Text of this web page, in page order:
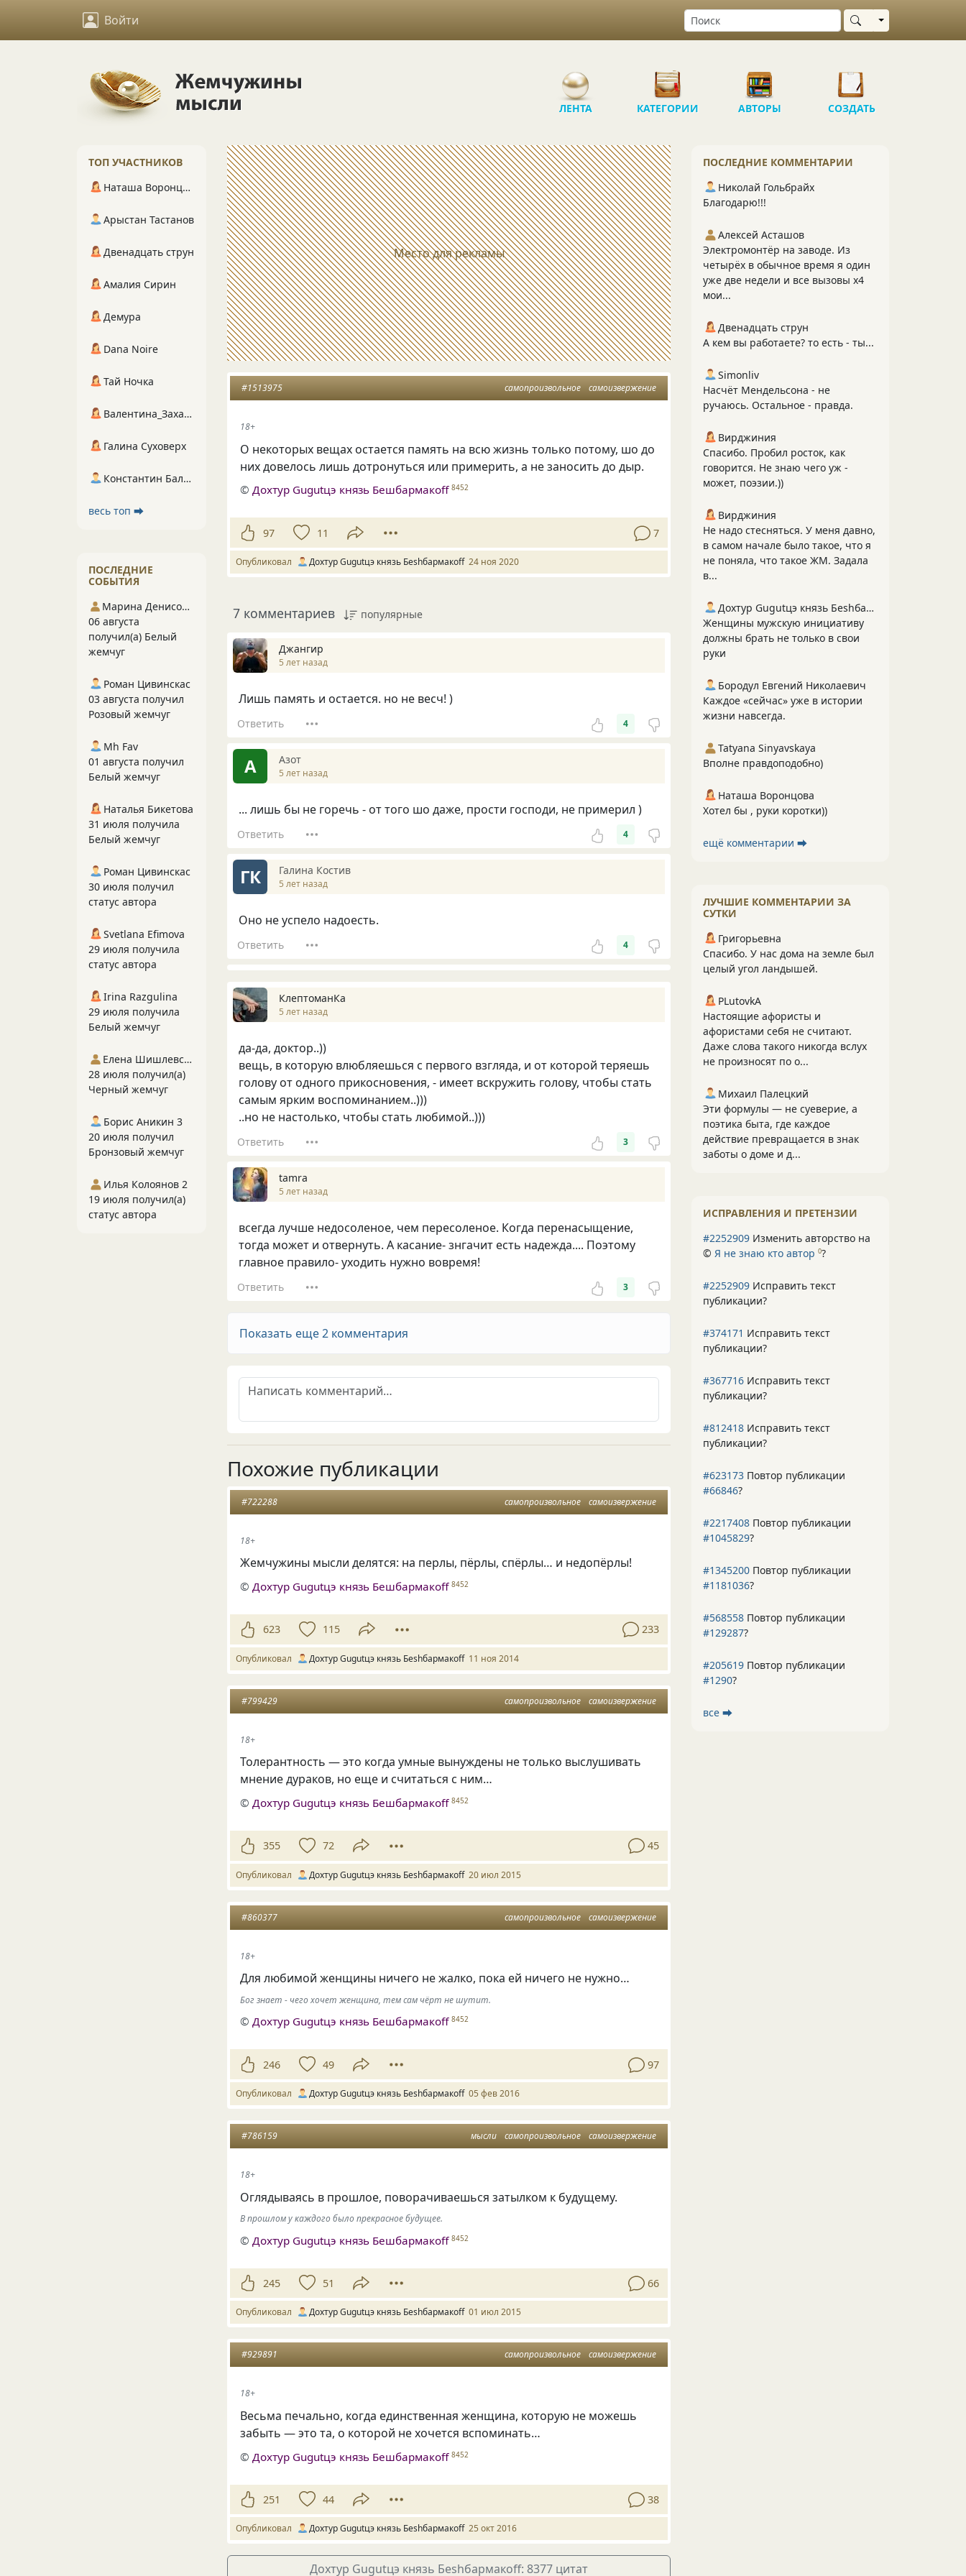
Войти Выбрать область
ЛЕНТА КАТЕГОРИИ АВТОРЫ СОЗДАТЬ
Место для рекламы
самопроизвольное самоизвержение
#1513975
18+
О некоторых вещах остается память на всю жизнь только потому, шо до
них довелось лишь дотронуться или примерить, а не заносить до дыр.
©Дохтур Gugutцэ князь Бешбармакоff 8452
97 11 7
Опубликовал Дохтур Gugutцэ князь Беshбармакоff 24 ноя 2020
7 комментариев популярные
Джангир
5 лет назад
Лишь память и остается. но не весч! )
Ответить 4
А Азот
5 лет назад
... лишь бы не горечь - от того шо даже, прости господи, не примерил )
Ответить 4
ГК Галина Костив
5 лет назад
Оно не успело надоесть.
Ответить 4
КлептоманКа
5 лет назад
да-да, доктор..))
вещь, в которую влюбляешься с первого взгляда, и от которой теряешь
голову от одного прикосновения, - имеет вскружить голову, чтобы стать
самым ярким воспоминанием..)))
..но не настолько, чтобы стать любимой..)))
Ответить 3
tamra
5 лет назад
всегда лучше недосоленое, чем пересоленое. Когда перенасыщение,
тогда может и отвернуть. А касание- знгачит есть надежда.... Поэтому
главное правило- уходить нужно вовремя!
Ответить 3
Показать еще 2 комментария
Похожие публикации
самопроизвольное самоизвержение
#722288
18+
Жемчужины мысли делятся: на перлы, пёрлы, спёрлы… и недопёрлы!
©Дохтур Gugutцэ князь Бешбармакоff 8452
623 115 233
Опубликовал Дохтур Gugutцэ князь Беshбармакоff 11 ноя 2014
самопроизвольное самоизвержение
#799429
18+
Толерантность — это когда умные вынуждены не только выслушивать
мнение дураков, но еще и считаться с ним…
© Дохтур Gugutцэ князь Бешбармакоff 8452
355 72 45
Опубликовал Дохтур Gugutцэ князь Беshбармакоff 20 июл 2015
самопроизвольное самоизвержение
#860377
18+
Для любимой женщины ничего не жалко, пока ей ничего не нужно…
Бог знает - чего хочет женщина, тем сам чёрт не шутит.
©Дохтур Gugutцэ князь Бешбармакоff 8452
246 49 97
Опубликовал Дохтур Gugutцэ князь Беshбармакоff 05 фев 2016
мысли самопроизвольное самоизвержение
#786159
18+
Оглядываясь в прошлое, поворачиваешься затылком к будущему.
В прошлом у каждого было прекрасное будущее.
© Дохтур Gugutцэ князь Бешбармакоff 8452
245 51 66
Опубликовал Дохтур Gugutцэ князь Беshбармакоff 01 июл 2015
самопроизвольное самоизвержение
#929891
18+
Весьма печально, когда единственная женщина, которую не можешь
забыть — это та, о которой не хочется вспоминать…
© Дохтур Gugutцэ князь Бешбармакоff 8452
251 44 38
Опубликовал Дохтур Gugutцэ князь Беshбармакоff 25 окт 2016
Дохтур Gugutцэ князь Беshбармакоff: 8377 цитат
ПОСЛЕДНИЕ КОММЕНТАРИИ
Николай Гольбрайх
Благодарю!!!
Алексей Асташов
Электромонтёр на заводе. Из
четырёх в обычное время я один
уже две недели и все вызовы х4
мои...
Двенадцать струн
А кем вы работаете? то есть - ты...
Simonliv
Насчёт Мендельсона - не
ручаюсь. Остальное - правда.
Вирджиния
Спасибо. Пробил росток, как
говорится. Не знаю чего уж -
может, поэзии.))
Вирджиния
Не надо стесняться. У меня давно,
в самом начале было такое, что я
не поняла, что такое ЖМ. Задала
в...
Дохтур Gugutцэ князь Беshбармакоff
Женщины мужскую инициативу
должны брать не только в свои
руки
Бородул Евгений Николаевич
Каждое «сейчас» уже в истории
жизни навсегда.
Tatyana Sinyavskaya
Вполне правдоподобно)
Наташа Воронцова
Хотел бы , руки коротки))
ещё комментарии ⮕
ЛУЧШИЕ КОММЕНТАРИИ ЗА
СУТКИ
Григорьевна
Спасибо. У нас дома на земле был
целый угол ландышей.
PLutоvkА
Настоящие афористы и
афористами себя не считают.
Даже слова такого никогда вслух
не произносят по о...
Михаил Палецкий
Эти формулы — не суеверие, а
поэтика быта, где каждое
действие превращается в знак
заботы о доме и д...
ИСПРАВЛЕНИЯ И ПРЕТЕНЗИИ
#2252909 Изменить авторство на
© Я не знаю кто автор 0?
#2252909 Исправить текст
публикации?
#374171 Исправить текст
публикации?
#367716 Исправить текст
публикации?
#812418 Исправить текст
публикации?
#623173 Повтор публикации
#66846?
#2217408 Повтор публикации
#1045829?
#1345200 Повтор публикации
#1181036?
#568558 Повтор публикации
#129287?
#205619 Повтор публикации
#1290?
все ⮕
ТОП УЧАСТНИКОВ
Наташа Воронцова
Арыстан Тастанов
Двенадцать струн
Амалия Сирин
Демура
Dana Noire
Тай Ночка
Валентина_Захарова
Галина Суховерх
Константин Балухта
весь топ ⮕
ПОСЛЕДНИЕ
СОБЫТИЯ
Марина Денисова 5
06 августа
получил(а) Белый
жемчуг
Роман Цивинскас
03 августа получил
Розовый жемчуг
Mh Fav
01 августа получил
Белый жемчуг
Наталья Бикетова
31 июля получила
Белый жемчуг
Роман Цивинскас
30 июля получил
статус автора
Svetlana Efimova
29 июля получила
статус автора
Irina Razgulina
29 июля получила
Белый жемчуг
Елена Шишлевская
28 июля получил(а)
Черный жемчуг
Борис Аникин 3
20 июля получил
Бронзовый жемчуг
Илья Колоянов 2
19 июля получил(а)
статус автора